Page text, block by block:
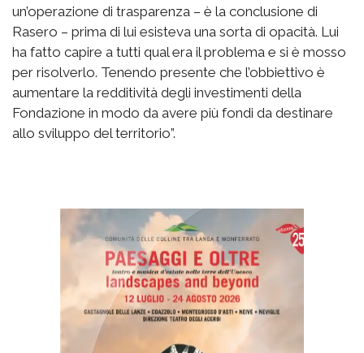
un’operazione di trasparenza – è la conclusione di
Rasero – prima di lui esisteva una sorta di opacità. Lui
ha fatto capire a tutti qual era il problema e si è mosso
per risolverlo. Tenendo presente che l’obbiettivo è
aumentare la redditività degli investimenti della
Fondazione in modo da avere più fondi da destinare
allo sviluppo del territorio”.